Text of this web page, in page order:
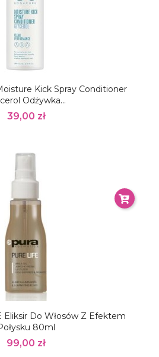
Kick Spray Conditioner
Odżywka...
39,00 zł
Eliksir Do Włosów Z Efektem
80ml
99,00 zł